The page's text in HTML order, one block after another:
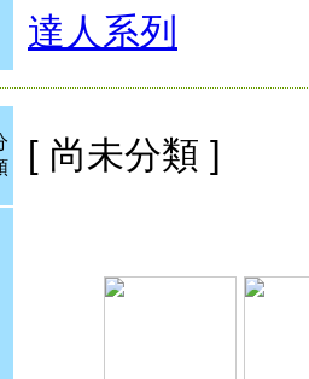
達人系列
[ 尚未分類 ]